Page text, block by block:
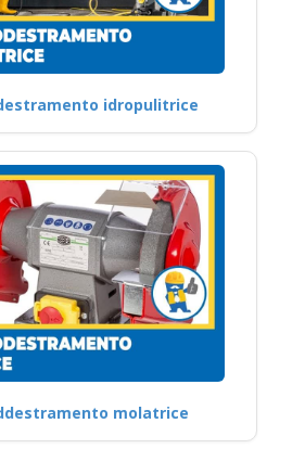
idropulitrice
molatrice